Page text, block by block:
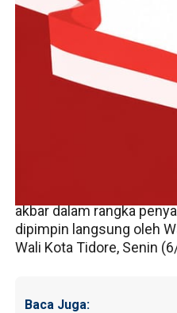
Tidore- PPPK Penuh
Tidore Kepulauan tidak
seperti ini dan
Kepulauan akan mundur
2000 lebih orang
Tegas Wali Kota Tidore
PPPK dan PPPK Paruh
akbar dalam rangka
dipimpin langsung oleh
Wali Kota Tidore, Senin
Baca Juga: